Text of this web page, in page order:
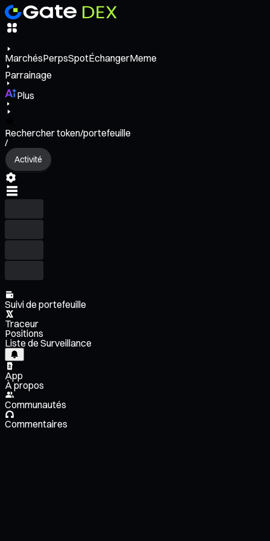
MarchésPerpsSpotÉchangerMeme
Parrainage
Plus
Rechercher token/portefeuille
/
Activité
Suivi de portefeuille
Traceur
Positions
Liste de Surveillance
App
À propos
Communautés
Commentaires